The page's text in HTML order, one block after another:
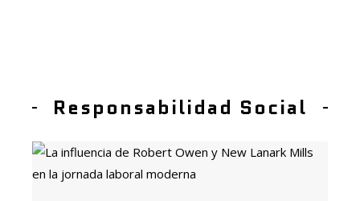
Responsabilidad Social